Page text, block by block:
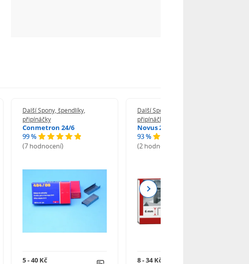
Další Spony, špendlíky,
připínáčky
Conmetron 24/6
99 %
(7 hodnocení)
5 - 40 Kč
Další Spony, špendlíky,
připínáčky
Novus 24/6
93 %
(2 hodnocení)
8 - 34 Kč
Next